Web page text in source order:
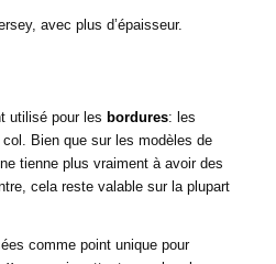
avec plus d’épaisseur.
utilisé pour les bordures: les
Bien que sur les modèles de
tienne plus vraiment à avoir des
cela reste valable sur la plupart
comme point unique pour